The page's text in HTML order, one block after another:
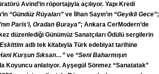
Avind’in röportajıyla açılıyor. Yapı Kredi
“Gündüz Rüyaları” ve İlhan Sayın’ın “Geyikli Gece”;
Paris’i, Oradan Buraya”; Ankara CerModern’de
düzenlediği Günümüz Sanatçıları Ödülü sergilerin
adlı tek kitabıyla Türk edebiyat tarihine
Kurşun Sıksan…” ve “Seni Baharmışın
anlatıyor. Ayşegül Sönmez “Sanatatak”